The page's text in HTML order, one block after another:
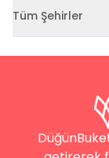
Tüm Şehirler